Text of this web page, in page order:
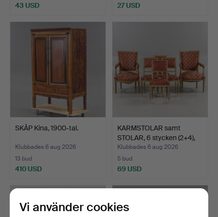
43 USD 27 USD
SKÅP Kina, 1900-tal.
Klubbades 6 aug 2026
13 bud
410 USD
KARMSTOLAR samt
STOLAR, 6 stycken (2+4),
L…
Klubbades 6 aug 2026
5 bud
69 USD
Vi använder cookies